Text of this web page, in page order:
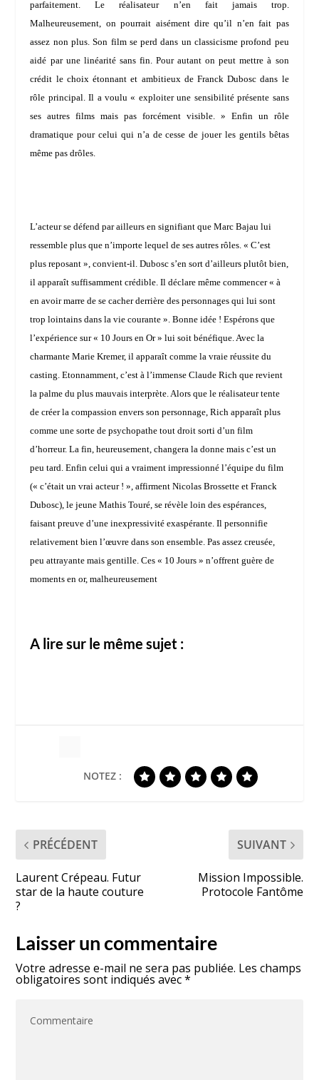
parfaitement. Le réalisateur n’en fait jamais trop.
Malheureusement, on pourrait aisément dire qu’il n’en fait pas
assez non plus. Son film se perd dans un classicisme profond peu
aidé par une linéarité sans fin. Pour autant on peut mettre à son
crédit le choix étonnant et ambitieux de Franck Dubosc dans le
rôle principal. Il a voulu « exploiter une sensibilité présente sans
ses autres films mais pas forcément visible.
» Enfin un rôle
dramatique pour celui qui n’a de cesse de jouer les gentils bêtas
même pas drôles.
L’acteur se défend par ailleurs en signifiant que Marc Bajau lui
ressemble plus que n’importe lequel de ses autres rôles. «C’est
plus reposant », convient-il. Dubosc s’en sort d’ailleurs plutôt bien,
il apparaît suffisamment crédible. Il déclare même commencer « à
en avoir marre de se cacher derrière des personnages qui lui sont
trop lointains dans la vie courante». Bonne idée ! Espérons que
l’expérience sur « 10 Jours en Or » lui soit bénéfique. Avec la
charmanteMarie Kremer, il apparaît comme la vraie réussite du
casting. Etonnamment, c’est à l’immenseClaude Rich que revient
la palme du plus mauvais interprète. Alors que le réalisateur tente
de créer la compassion envers son personnage, Rich apparaît plus
comme une sorte de psychopathe tout droit sorti d’un film
d’horreur. La fin, heureusement, changera la donne mais c’est un
peu tard. Enfin celui qui a vraiment impressionné l’équipe du film
(« c’était un vrai acteur ! », affirment Nicolas Brossette et Franck
Dubosc), le jeuneMathis Touré , se révèle loin des espérances,
faisant preuve d’une inexpressivité exaspérante. Il personnifie
relativement bien l’œuvre dans son ensemble. Pas assez creusée,
peu attrayante mais gentille. Ces « 10 Jours » n’offrent guère de
moments en or, malheureusement
A lire sur le même sujet :
NOTEZ :
PRÉCÉDENT
Laurent Crépeau. Futur
star de la haute couture
?
SUIVANT
Mission Impossible.
Protocole Fantôme
Laisser un commentaire
Votre adresse e-mail ne sera pas publiée. Les champs
obligatoires sont indiqués avec*